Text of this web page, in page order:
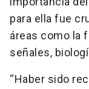
para ella fue
áreas como la
señales,
“Haber sido